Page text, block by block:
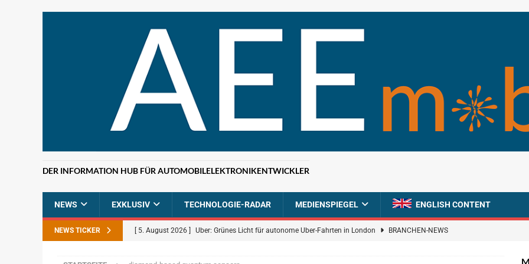
DER INFORMATION HUB FÜR AUTOMOBILELEKTRONIKENTWICKLER
NEWS EXKLUSIV TECHNOLOGIE-RADAR MEDIENSPIEGEL ENGLISH CONTENT
NEWS TICKER [ 5. August 2026 ] Uber: Grünes Licht für autonome Uber-Fahrten in London BRANCHEN-NEWS